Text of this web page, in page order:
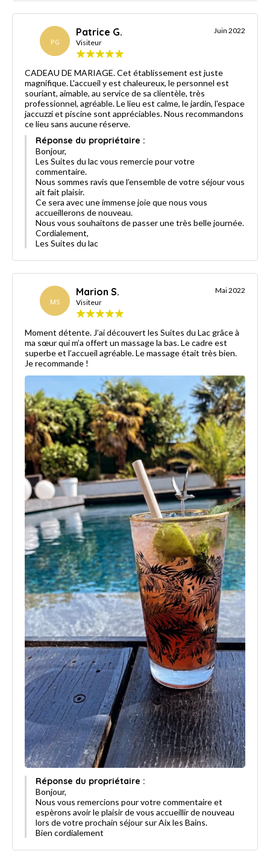
PG
Patrice G.
Visiteur
Juin 2022
CADEAU DE MARIAGE. Cet établissement est juste
magnifique. L'accueil y est chaleureux, le personnel est
souriant, aimable, au service de sa clientèle, très
professionnel, agréable. Le lieu est calme, le jardin, l'espace
jaccuzzi et piscine sont appréciables. Nous recommandons
ce lieu sans aucune réserve.
Réponse du propriétaire :
Bonjour,
Les Suites du lac vous remercie pour votre
commentaire.
Nous sommes ravis que l’ensemble de votre séjour vous
ait fait plaisir.
Ce sera avec une immense joie que nous vous
accueillerons de nouveau.
Nous vous souhaitons de passer une très belle journée.
Cordialement,
Les Suites du lac
MS
Marion S.
Visiteur
Mai 2022
Moment détente. J’ai découvert les Suites du Lac grâce à
ma sœur qui m’a offert un massage la bas. Le cadre est
superbe et l’accueil agréable. Le massage était très bien.
Je recommande !
Réponse du propriétaire :
Bonjour,
Nous vous remercions pour votre commentaire et
espèrons avoir le plaisir de vous accueillir de nouveau
lors de votre prochain séjour sur Aix les Bains.
Bien cordialement